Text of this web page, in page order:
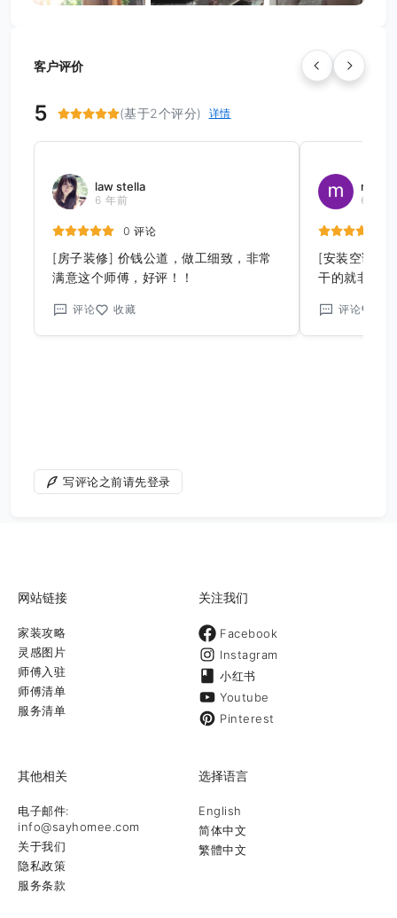
客户评价
5 (基于2个评分) 详情
law stella
6 年前
0 评论
[房子装修] 价钱公道，做工细致，非常
满意这个师傅，好评！！
评论 收藏
6 年前
[安装空调]
干的就非常
净。人非常
评论
写评论之前请先登录
网站链接
家装攻略
灵感图片
师傅入驻
师傅清单
服务清单
关注我们
Facebook
Instagram
小红书
Youtube
Pinterest
其他相关
电子邮件:
info@sayhomee.com
关于我们
隐私政策
服务条款
选择语言
English
简体中文
繁體中文